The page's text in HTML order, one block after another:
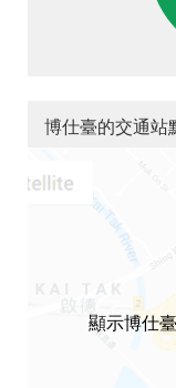
博仕臺的交通站
顯示博仕